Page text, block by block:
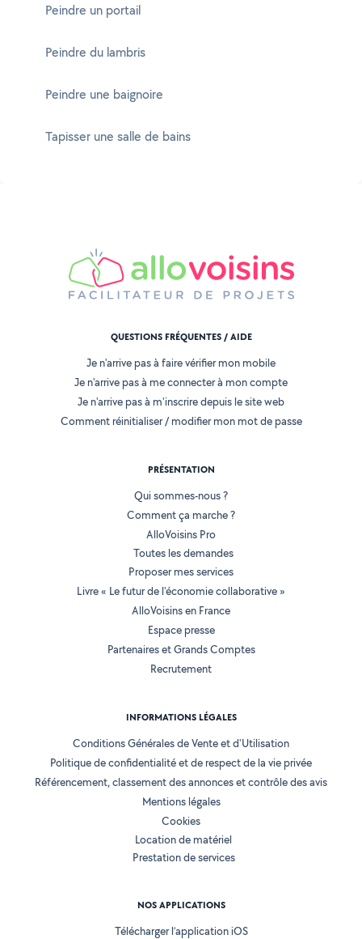
Peindre un portail
Peindre du lambris
Peindre une baignoire
Tapisser une salle de bains
QUESTIONS FRÉQUENTES / AIDE
Je n'arrive pas à faire vérifier mon mobile
Je n'arrive pas à me connecter à mon compte
Je n'arrive pas à m'inscrire depuis le site web
Comment réinitialiser / modifier mon mot de passe
PRÉSENTATION
Qui sommes-nous ?
Comment ça marche ?
AlloVoisins Pro
Toutes les demandes
Proposer mes services
Livre « Le futur de l'économie collaborative »
AlloVoisins en France
Espace presse
Partenaires et Grands Comptes
Recrutement
INFORMATIONS LÉGALES
Conditions Générales de Vente et d'Utilisation
Politique de confidentialité et de respect de la vie privée
Référencement, classement des annonces et contrôle des avis
Mentions légales
Cookies
Location de matériel
Prestation de services
NOS APPLICATIONS
Télécharger l’application iOS